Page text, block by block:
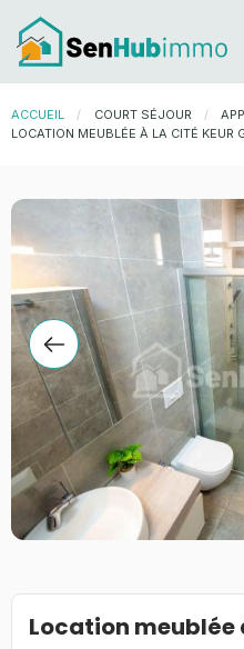
ACCUEIL COURT SÉJOUR
CURRENT:
LOCATION MEUBLÉE À LA CITÉ KEUR
Location